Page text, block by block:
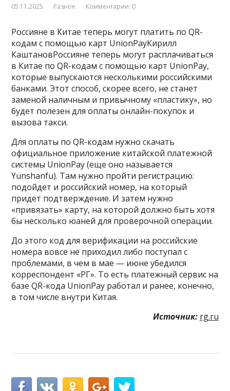
05.11.2025 Разное Комментарии: 0
Россияне в Китае теперь могут платить по QR-
кодам с помощью карт UnionPayКирилл
КаштановРоссияне теперь могут расплачиваться
в Китае по QR-кодам с помощью карт UnionPay,
которые выпускаются несколькими российскими
банками. Этот способ, скорее всего, не станет
заменой наличным и привычному «пластику», но
будет полезен для оплаты онлайн-покупок и
вызова такси.
Для оплаты по QR-кодам нужно скачать
официальное приложение китайской платежной
системы UnionPay (еще оно называется
Yunshanfu). Там нужно пройти регистрацию:
подойдет и российский номер, на который
придет подтверждение. И затем нужно
«привязать» карту, на которой должно быть хотя
бы несколько юаней для проверочной операции.
До этого код для верификации на российские
номера вовсе не приходил либо поступал с
проблемами, в чем в мае — июне убедился
корреспондент «РГ». То есть платежный сервис на
базе QR-кода UnionPay работал и ранее, конечно,
в том числе внутри Китая.
Источник: rg.ru